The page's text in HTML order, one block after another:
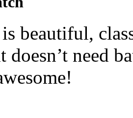
beautiful,
doesn’t need